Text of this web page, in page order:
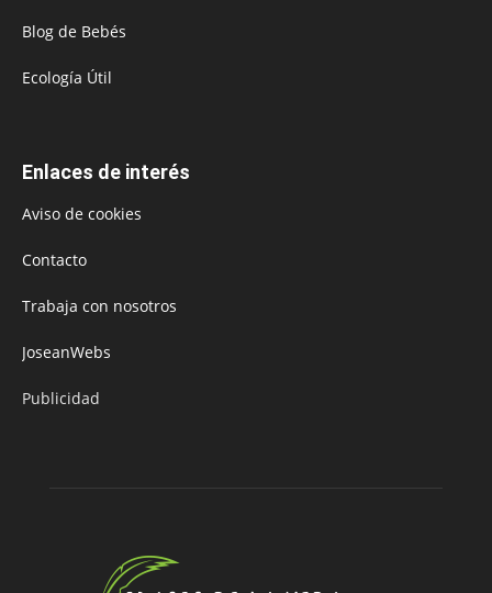
Blog de Bebés
Ecología Útil
Enlaces de interés
Aviso de cookies
Contacto
Trabaja con nosotros
JoseanWebs
Publicidad